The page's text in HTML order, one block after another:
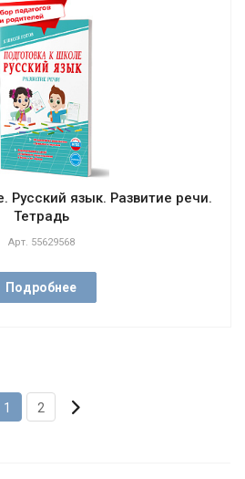
Русский язык. Развитие речи.
Тетрадь
Арт. 55629568
Подробнее
1 2